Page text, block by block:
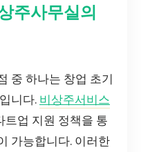
주사무실의
중 하나는 창업 초기
니다. 비상주서비스
트업 지원 정책을 통
가능합니다. 이러한